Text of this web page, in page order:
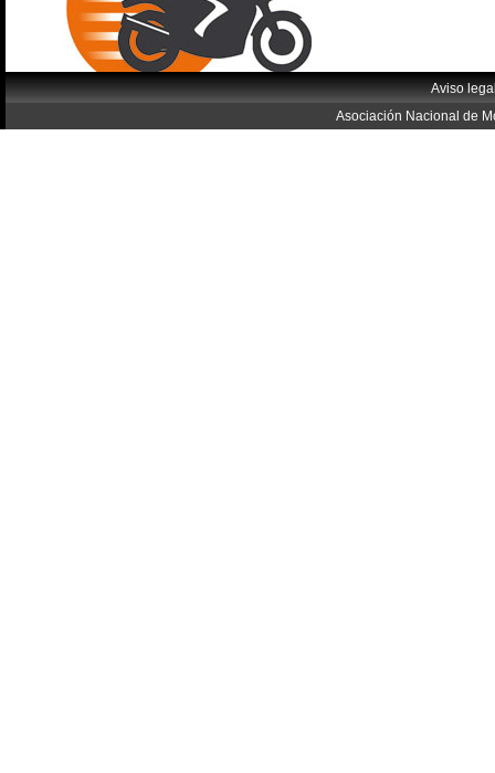
Aviso
Asociación Nacional de